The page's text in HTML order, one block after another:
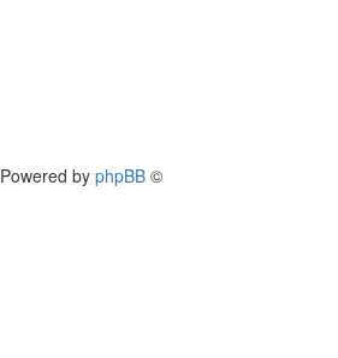
Powered by phpBB ©